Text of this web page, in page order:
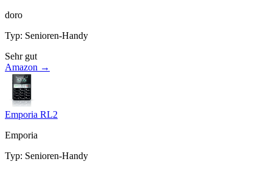
doro
Typ: Senioren-Handy
Sehr gut
Amazon →
Emporia RL2
Emporia
Typ: Senioren-Handy